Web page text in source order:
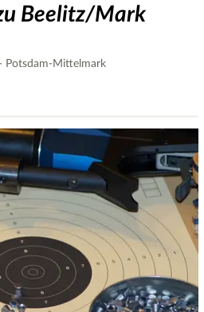
Beelitz/Mark
- Potsdam-Mittelmark